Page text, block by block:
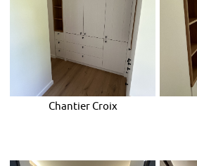
Chantier Croix